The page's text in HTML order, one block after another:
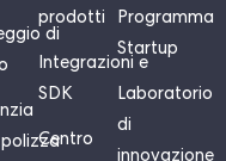
di
prodotti
Integrazioni e
SDK
Centro
Programma
Startup
Laboratorio
di